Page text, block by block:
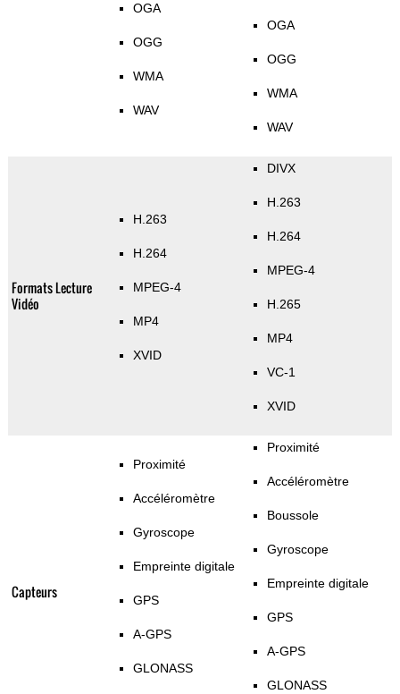
OGA
OGG
WMA
WAV
OGA
OGG
WMA
WAV
Formats Lecture
Vidéo
H.263
H.264
MPEG-4
MP4
XVID
DIVX
H.263
H.264
MPEG-4
H.265
MP4
VC-1
XVID
Capteurs
Proximité
Accéléromètre
Gyroscope
Empreinte digitale
GPS
A-GPS
GLONASS
Proximité
Accéléromètre
Boussole
Gyroscope
Empreinte digitale
GPS
A-GPS
GLONASS